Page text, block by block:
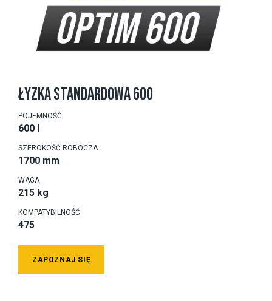
ŁYZKA STANDARDOWA 600
POJEMNOŚĆ
600 l
SZEROKOŚĆ ROBOCZA
1700 mm
WAGA
215 kg
KOMPATYBILNOŚĆ
475
ZAPOZNAJ SIĘ